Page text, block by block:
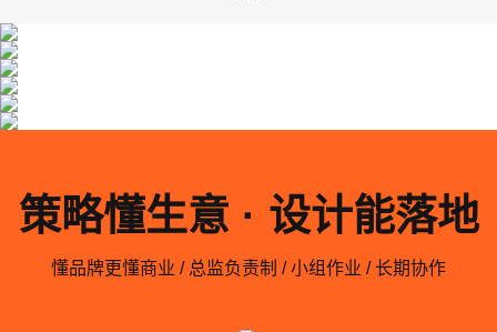
策略懂生意 · 设计能落地
懂品牌更懂商业 / 总监负责制 / 小组作业 / 长期协作